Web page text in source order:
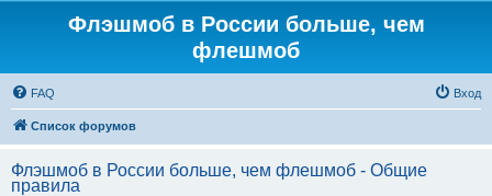
Флэшмоб в России больше, чем
флешмоб
FAQ Вход
Список форумов
Флэшмоб в России больше, чем флешмоб - Общие
правила